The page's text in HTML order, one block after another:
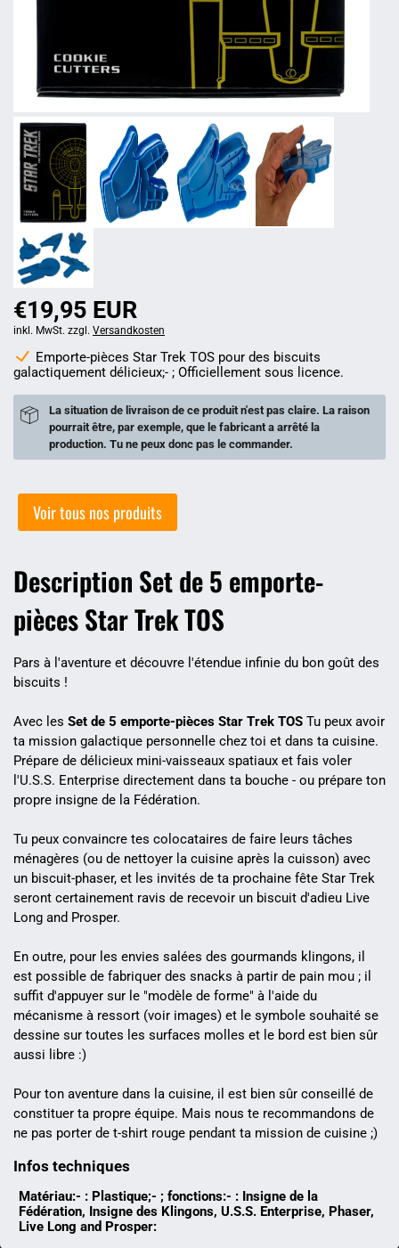
€19,95 EUR
inkl. MwSt. zzgl. Versandkosten
Emporte-pièces Star Trek TOS pour des biscuits
galactiquement délicieux;- ; Officiellement sous licence.
La situation de livraison de ce produit n'est pas claire. La raison
pourrait être, par exemple, que le fabricant a arrêté la
production. Tu ne peux donc pas le commander.
Voir tous nos produits
Description Set de 5 emporte-
pièces Star Trek TOS
Pars à l'aventure et découvre l'étendue infinie du bon goût des
biscuits !
Avec les Set de 5 emporte-pièces Star Trek TOS Tu peux avoir
ta mission galactique personnelle chez toi et dans ta cuisine.
Prépare de délicieux mini-vaisseaux spatiaux et fais voler
l'U.S.S. Enterprise directement dans ta bouche - ou prépare ton
propre insigne de la Fédération.
Tu peux convaincre tes colocataires de faire leurs tâches
ménagères (ou de nettoyer la cuisine après la cuisson) avec
un biscuit-phaser, et les invités de ta prochaine fête Star Trek
seront certainement ravis de recevoir un biscuit d'adieu Live
Long and Prosper.
En outre, pour les envies salées des gourmands klingons, il
est possible de fabriquer des snacks à partir de pain mou ; il
suffit d'appuyer sur le "modèle de forme" à l'aide du
mécanisme à ressort (voir images) et le symbole souhaité se
dessine sur toutes les surfaces molles et le bord est bien sûr
aussi libre :)
Pour ton aventure dans la cuisine, il est bien sûr conseillé de
constituer ta propre équipe. Mais nous te recommandons de
ne pas porter de t-shirt rouge pendant ta mission de cuisine ;)
Infos techniques
Matériau:- : Plastique;- ; fonctions:- : Insigne de la
Fédération, Insigne des Klingons, U.S.S. Enterprise, Phaser,
Live Long and Prosper: